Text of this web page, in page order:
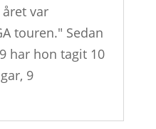
var
touren." Sedan
har hon tagit 10
9